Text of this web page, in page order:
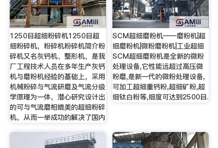
1250目超细粉碎机1250目超
细粉碎机，粉碎机粉碎机简介粉
碎机又名灰钙机、整形机，是我
厂工程技术人员在多年生产灰钙
机与磨粉机经验的基础上，采用
机械粉碎与气流研磨及气流分级
学原理为一体，潜心研究设计出
的可与气流磨相媲美的超细粉碎
机，从而一举成功的解决了国内
SCM超细磨粉机——磨粉机|超
细磨粉机|微粉磨粉机|工业超细
SCM超细磨粉机是全新的微粉
处理设备,它性能远超过高压微
粉磨,是新一代的微粉处理设备,
可加工超细重钙粉,超细矿粉,超
细钛白粉等,细度可达到2500目.